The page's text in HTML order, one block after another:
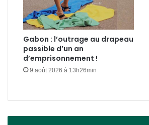
Gabon : l’outrage au drapeau
passible d’un an
d’emprisonnement !
9 août 2026 à 13h26min